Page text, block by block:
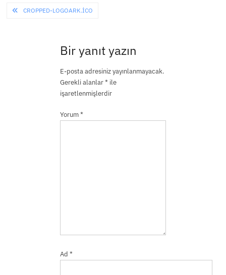
YazıCROPPED-LOGOARK.ICO
Bir yanıt yazın
E-posta adresiniz yayınlanmayacak.
Gerekli alanlar*ile
işaretlenmişlerdir
Yorum*
Ad *